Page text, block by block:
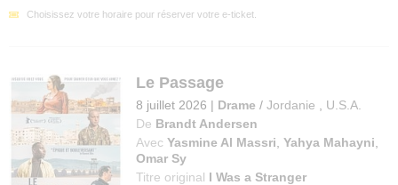
Choisissez votre horaire pour réserver votre e-ticket.
Le Passage
8 juillet 2026 | Drame / Jordanie
U.S.A.
De Brandt Andersen
Avec Yasmine Al Massri ,Yahya Mahayni
Omar Sy
Titre original I Was a Stranger